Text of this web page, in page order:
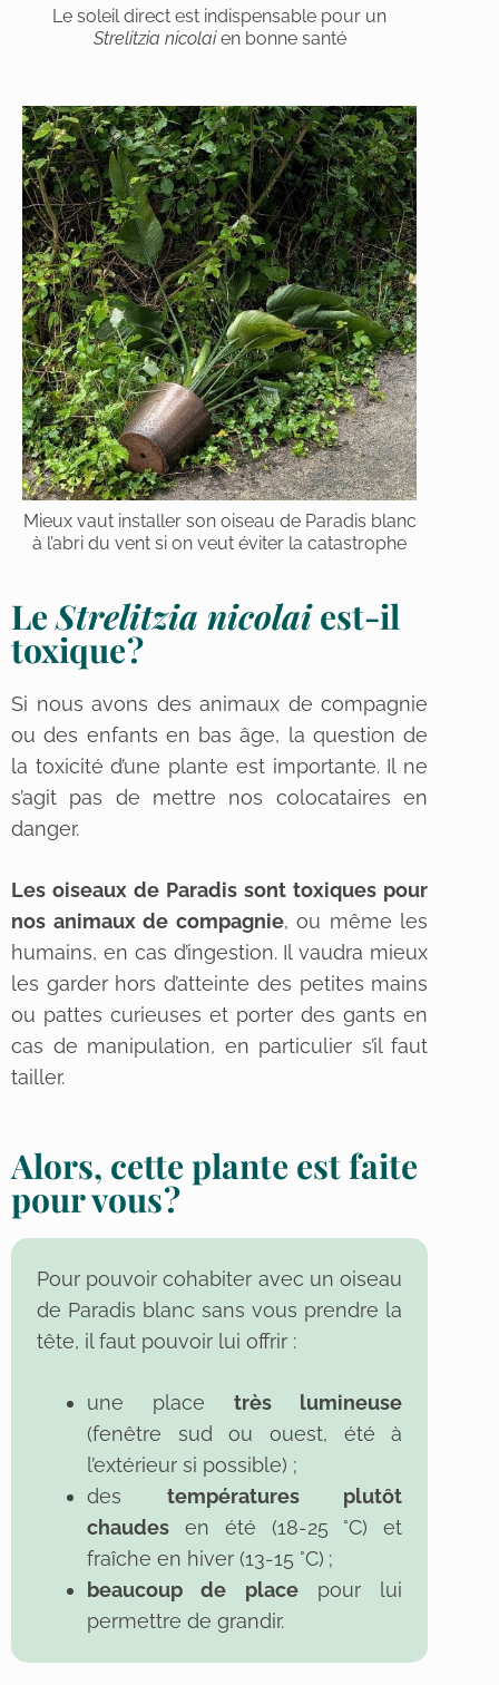
Le soleil direct est indispensable pour un
Strelitzia nicolaien bonne santé
Mieux vaut installer son oiseau de Paradis blanc
à l’abri du vent si on veut éviter la catastrophe
LeStrelitzia nicolaiest-il
toxique ?
Si nous avons des animaux de compagnie
ou des enfants en bas âge, la question de
la toxicité d’une plante est importante. Il ne
s’agit pas de mettre nos colocataires en
danger.
Les oiseaux de Paradis sont toxiques pour
nos animaux de compagnie, ou même les
humains, en cas d’ingestion. Il vaudra mieux
les garder hors d’atteinte des petites mains
ou pattes curieuses et porter des gants en
cas de manipulation, en particulier s’il faut
tailler.
Alors, cette plante est faite
pour vous ?
Pour pouvoir cohabiter avec un oiseau
de Paradis blanc sans vous prendre la
tête, il faut pouvoir lui offrir :
une placetrès lumineuse
(fenêtre sud ou ouest, été à
l’extérieur si possible) ;
des températures plutôt
chaudes en été (18-25 °C) et
fraîche en hiver (13-15 °C) ;
beaucoup de placepour lui
permettre de grandir.